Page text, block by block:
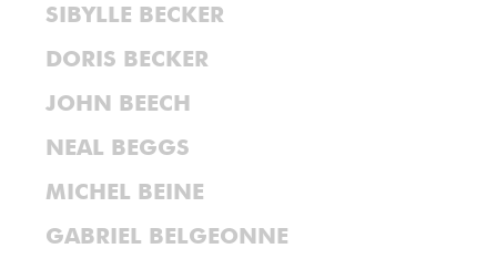
SIBYLLE BECKER
DORIS BECKER
JOHN BEECH
NEAL BEGGS
MICHEL BEINE
GABRIEL BELGEONNE